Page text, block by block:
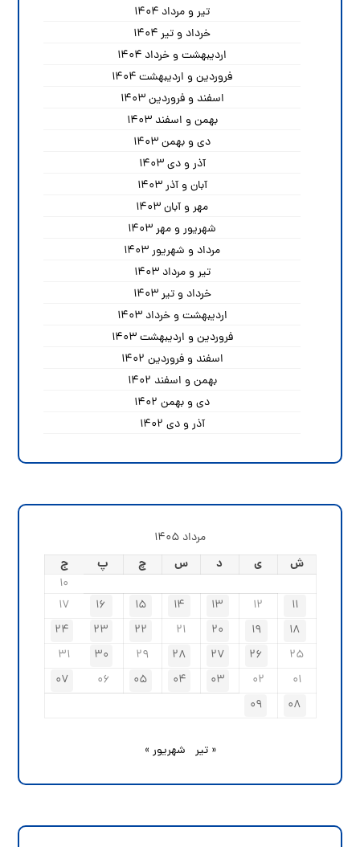
تیر و مرداد ۱۴۰۴
خرداد و تیر ۱۴۰۴
اردیبهشت و خرداد ۱۴۰۴
فروردین و اردیبهشت ۱۴۰۴
اسفند و فروردین ۱۴۰۳
بهمن و اسفند ۱۴۰۳
دی و بهمن ۱۴۰۳
آذر و دی ۱۴۰۳
آبان و آذر ۱۴۰۳
مهر و آبان ۱۴۰۳
شهریور و مهر ۱۴۰۳
مرداد و شهریور ۱۴۰۳
تیر و مرداد ۱۴۰۳
خرداد و تیر ۱۴۰۳
اردیبهشت و خرداد ۱۴۰۳
فروردین و اردیبهشت ۱۴۰۳
اسفند و فروردین ۱۴۰۲
بهمن و اسفند ۱۴۰۲
دی و بهمن ۱۴۰۲
آذر و دی ۱۴۰۲
مرداد ۱۴۰۵
ش ی د س چ پ ج
۱۰
۱۱
۱۲ ۱۳ ۱۴ ۱۵ ۱۶
۱۷
۱۸
۱۹ ۲۰ ۲۱ ۲۲ ۲۳
۲۴
۲۵
۲۶ ۲۷ ۲۸ ۲۹ ۳۰
۳۱
۰۱
۰۲ ۰۳ ۰۴ ۰۵ ۰۶
۰۷
۰۸
۰۹
« تیر شهریور »